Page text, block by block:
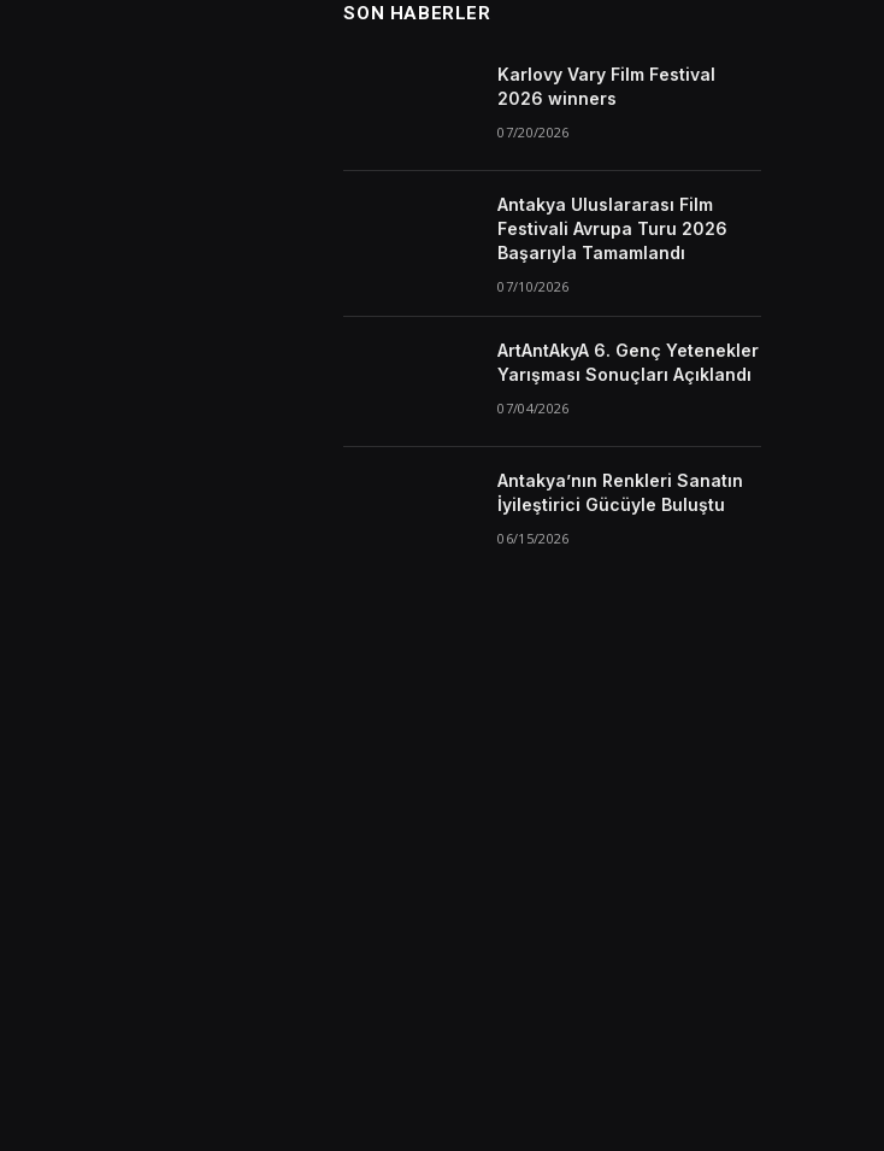
SON HABERLER
Karlovy Vary Film Festival
2026 winners
07/20/2026
Antakya Uluslararası Film
Festivali Avrupa Turu 2026
Başarıyla Tamamlandı
07/10/2026
ArtAntAkyA 6. Genç Yetenekler
Yarışması Sonuçları Açıklandı
07/04/2026
Antakya’nın Renkleri Sanatın
İyileştirici Gücüyle Buluştu
06/15/2026